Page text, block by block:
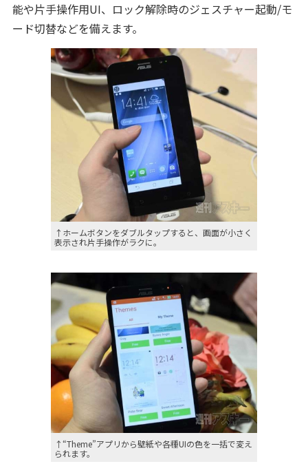
能や片手操作用UI、ロック解除時のジェスチャー起動/モ
ード切替などを備えます。
↑ホームボタンをダブルタップすると、画面が小さく
表示され片手操作がラクに。
↑“Theme”アプリから壁紙や各種UIの色を一括で変え
られます。